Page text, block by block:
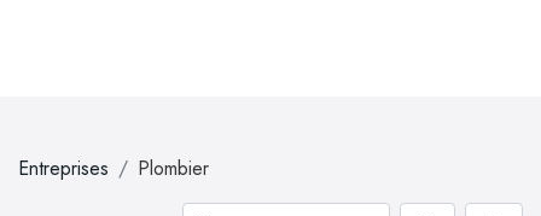
Entreprises Plombier